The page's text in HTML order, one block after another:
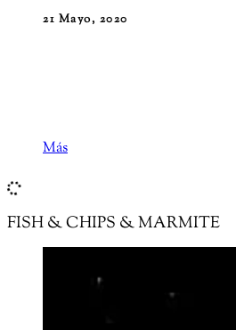
21 Mayo, 2020
Más
FISH & CHIPS & MARMITE